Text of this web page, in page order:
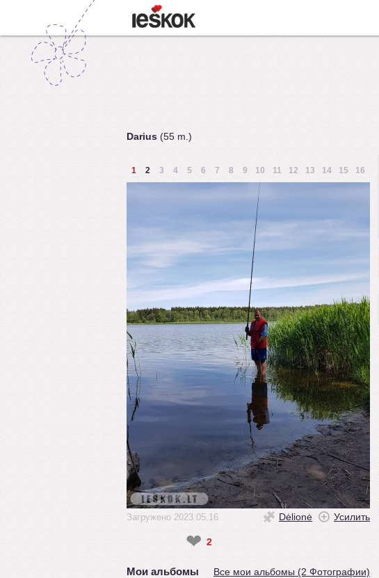
Darius (55 m.)
1 2 3 4 5 6 7 8 9 10 11 12 13 14 15 16
Загружено 2023.05.16 Dėlionė Усилить
❤ 2
Мои альбомы Все мои альбомы (2 Фотографии)